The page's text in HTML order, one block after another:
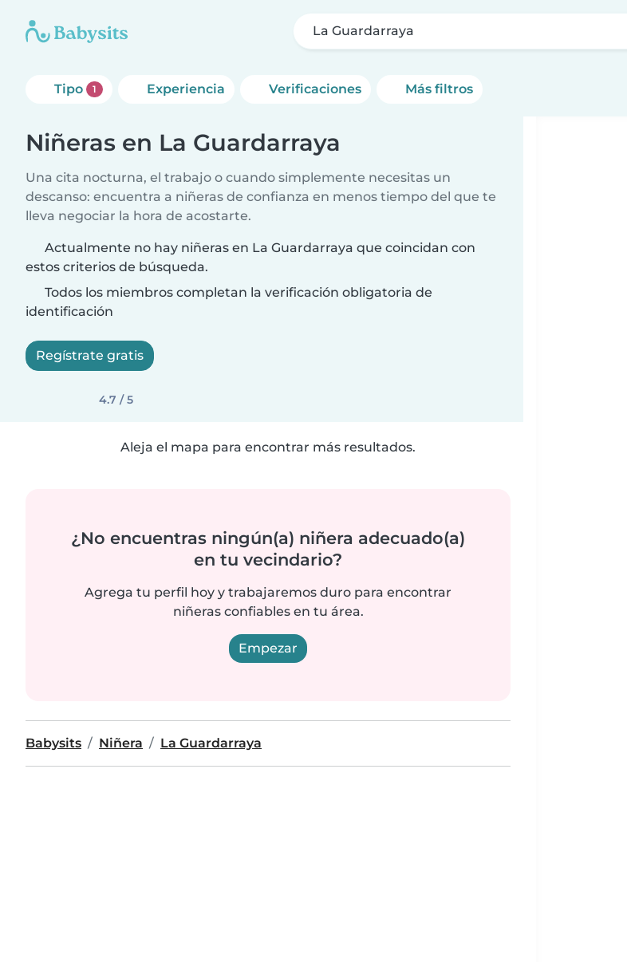
La Guardarraya
Tipo 1 Experiencia Verificaciones Más filtros
Niñeras en La Guardarraya
Una cita nocturna, el trabajo o cuando simplemente necesitas un
descanso: encuentra a niñeras de confianza en menos tiempo del que te
lleva negociar la hora de acostarte.
Actualmente no hay niñeras en La Guardarraya que coincidan con
estos criterios de búsqueda.
Todos los miembros completan la verificación obligatoria de
identificación
Regístrate gratis
4.7 / 5
Aleja el mapa para encontrar más resultados.
¿No encuentras ningún(a) niñera adecuado(a)
en tu vecindario?
Agrega tu perfil hoy y trabajaremos duro para encontrar
niñeras confiables en tu área.
Empezar
Babysits Niñera La Guardarraya